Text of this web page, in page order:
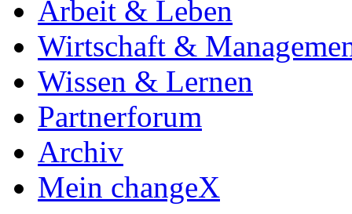
Arbeit & Leben
Wirtschaft &
Wissen & Lernen
Partnerforum
Archiv
Mein changeX